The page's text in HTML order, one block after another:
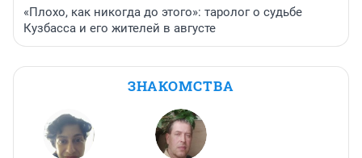
«Плохо, как никогда до этого»: таролог о судьбе
Кузбасса и его жителей в августе
ЗНАКОМСТВА